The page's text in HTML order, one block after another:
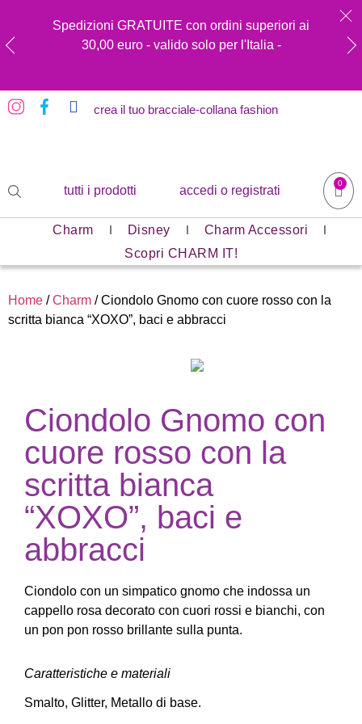
Spedizioni GRATUITE con ordini superiori ai
30,00 euro - valido solo per l'Italia -
crea il tuo bracciale-collana fashion
tutti i prodotti accedi o registrati
0
Charm Disney
Charm Accessori
Scopri CHARM IT!
Home /Charm / Ciondolo Gnomo con cuore rosso con la
scritta bianca “XOXO”, baci e abbracci
Ciondolo Gnomo con
cuore rosso con la
scritta bianca
“XOXO”, baci e
abbracci
Ciondolo con un simpatico gnomo che indossa un
cappello rosa decorato con cuori rossi e bianchi, con
un pon pon rosso brillante sulla punta.
Caratteristiche e materiali
Smalto, Glitter, Metallo di base.